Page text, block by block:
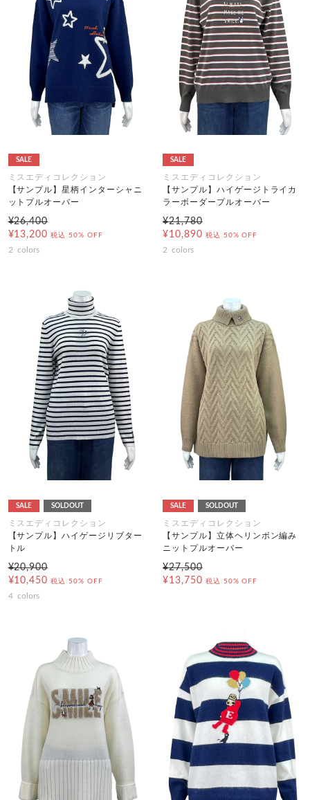
SALE
ミスエディコレクション
【サンプル】星柄インターシャニ
ットプルオーバー
¥26,400
¥13,200 税込 50% OFF
2 colors
SALE
ミスエディコレクション
【サンプル】ハイゲージトライカ
ラーボーダープルオーバー
¥21,780
¥10,890 税込 50% OFF
2 colors
SALE SOLDOUT
ミスエディコレクション
【サンプル】ハイゲージリブター
トル
¥20,900
¥10,450 税込 50% OFF
4 colors
SALE SOLDOUT
ミスエディコレクション
【サンプル】立体ヘリンボン編み
ニットプルオーバー
¥27,500
¥13,750 税込 50% OFF